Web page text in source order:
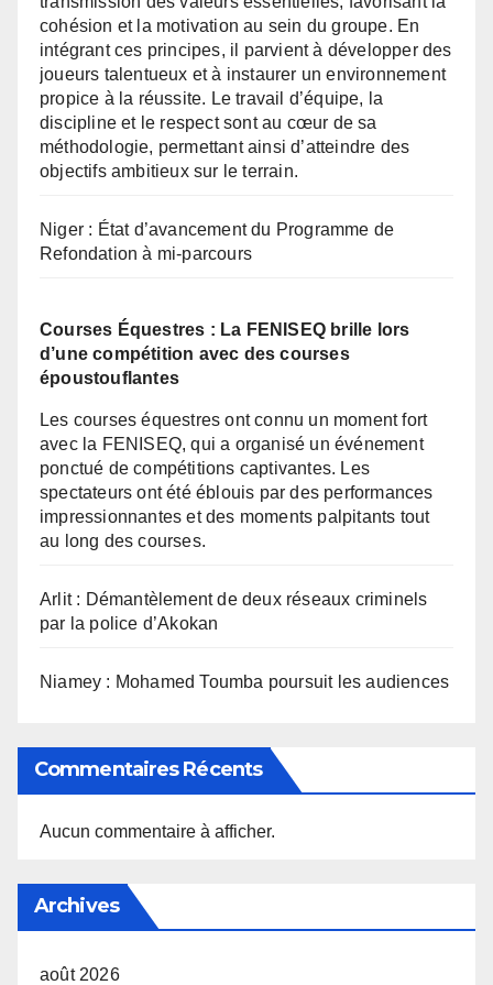
cohésion et la motivation au sein du groupe. En
intégrant ces principes, il parvient à développer des
joueurs talentueux et à instaurer un environnement
propice à la réussite. Le travail d’équipe, la
discipline et le respect sont au cœur de sa
méthodologie, permettant ainsi d’atteindre des
objectifs ambitieux sur le terrain.
Niger : État d’avancement du Programme de
Refondation à mi-parcours
Courses Équestres : La FENISEQ brille lors
d’une compétition avec des courses
époustouflantes
Les courses équestres ont connu un moment fort
avec la FENISEQ, qui a organisé un événement
ponctué de compétitions captivantes. Les
spectateurs ont été éblouis par des performances
impressionnantes et des moments palpitants tout
au long des courses.
Arlit : Démantèlement de deux réseaux criminels
par la police d’Akokan
Niamey : Mohamed Toumba poursuit les audiences
Commentaires Récents
Aucun commentaire à afficher.
Archives
août 2026